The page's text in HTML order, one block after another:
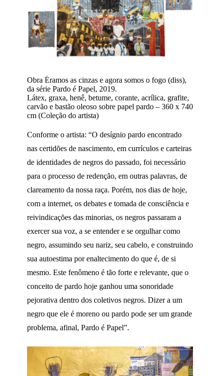
Obra Éramos as cinzas e agora somos o fogo (diss),
da série Pardo é Papel, 2019.
Látex, graxa, henê, betume, corante, acrílica, grafite,
carvão e bastão oleoso sobre papel pardo – 360 x 740
cm (Coleção do artista)
Conforme o artista: “O desígnio pardo encontrado
nas certidões de nascimento, em currículos e carteiras
de identidades de negros do passado, foi necessário
para o processo de redenção, em outras palavras, de
clareamento da nossa raça. Porém, nos dias de hoje,
com a internet, os debates e tomada de consciência e
reivindicações das minorias, os negros passaram a
exercer sua voz, a se entender e se orgulhar como
negro, assumindo seu nariz, seu cabelo, e construindo
sua autoestima por enaltecimento do que é, de si
mesmo. Este fenômeno é tão forte e relevante, que o
conceito de pardo hoje ganhou uma sonoridade
pejorativa dentro dos coletivos negros. Dizer a um
negro que ele é moreno ou pardo pode ser um grande
problema, afinal, Pardo é Papel”.